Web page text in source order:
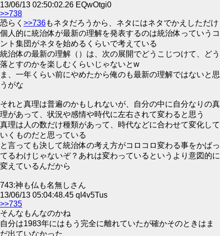
13/06/13 02:50:02.26 EQwOtgi0
>>738
恐らく >>736もネタだろうから、ネタにはネタでかえしただけ
個人的に統治体が最新の理解を発表するのは統治体っていうコ
ント集団がネタを始めるくらいで考えている
統治体の最新の理解（）は、次の展開でどうこじつけて、どう
落とすのかを楽しむくらいじゃないとw
ま、一年くらい前にやめたから俺のも最新の理解ではないと思
うがな
それと真理は普遍のかもしれないが、自分の中に自分なりの真
理があって、状況や感情や時代に左右されて変わると思う
真理は人の数だけ種類があって、時代などに合わせて変化して
いくものだと思っている
と言っても決して統治体の考え方がコロコロ変わる事をかばっ
てるわけじゃないぞ？あれは変わっているというより意図的に
変えているんだから
743:神も仏も名無しさん
13/06/13 05:04:48.45 qI4v5Tus
>>735
そんなもんなのかね
自分は1983年にはもう完全に離れていたが確かそのときはま
だ出ていなかった